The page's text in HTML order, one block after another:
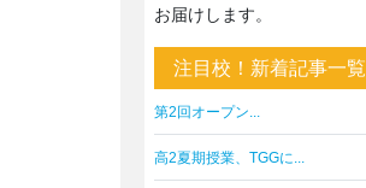
お届けします。
注目校！新着記事一覧
第2回オープン...
高2夏期授業、TGGに...